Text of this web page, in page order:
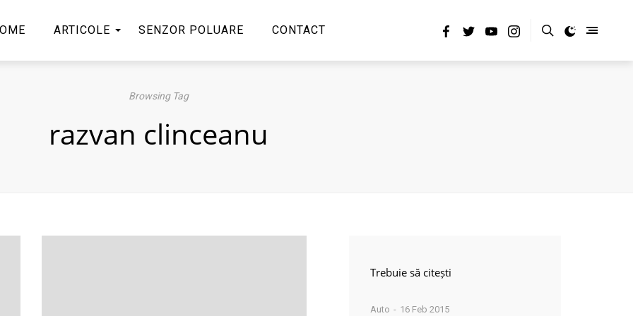
ARTICOLE SENZOR POLUARE CONTACT
Browsing Tag
razvan clinceanu
Trebuie să citești
Auto 16 Feb 2015